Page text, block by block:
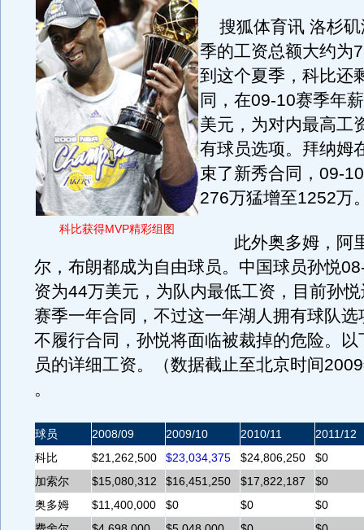
科比获得MVP精彩组图
搜狐体育讯 洛杉矶
季的工资总额大约为
到这个夏季，科比还
同，在09-10赛季年
美元，为对内最高工
有球员选项。拜纳姆
束了新秀合同，09-
276万猛增至1252万
此外奥多姆，阿
尔，布朗都成为自由球员。中国球员孙悦
资为44万美元，为队内最低工资，目前孙
赛季一年合同，不过这一年湖人拥有球队选
不履行合同，孙悦将面临被裁掉的危险。以
员的详细工资。（数据截止至北京时间
。
球员 2008/09 2009/10 2010/11
2011/12
科比
$21,262,500 $23,034,375 $24,806,250
$0
加索尔
$15,080,312 $16,451,250 $17,822,187
$0
奥多姆
$11,400,000 $0 $0
$0